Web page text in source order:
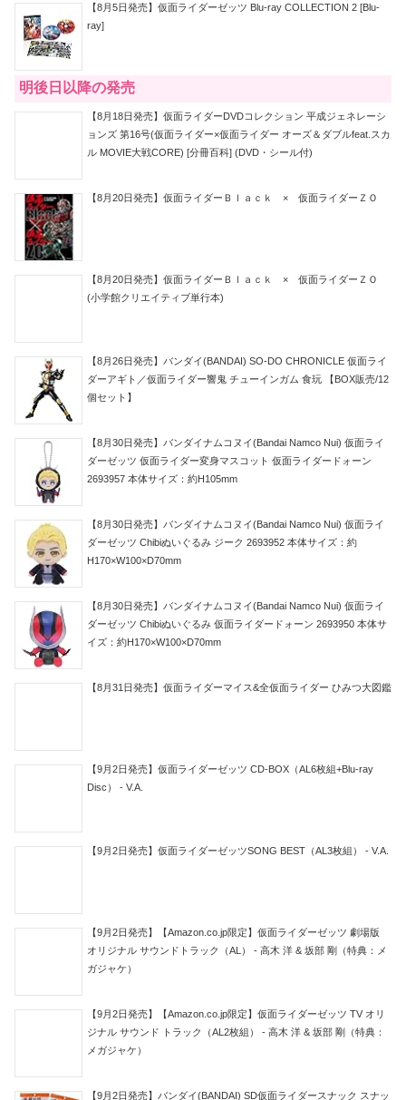
【8月5日発売】仮面ライダーゼッツ Blu-ray COLLECTION 2 [Blu-
ray]
明後日以降の発売
【8月18日発売】仮面ライダーDVDコレクション 平成ジェネレーシ
ョンズ 第16号(仮面ライダー×仮面ライダー オーズ＆ダブルfeat.スカ
ル MOVIE大戦CORE) [分冊百科] (DVD・シール付)
【8月20日発売】仮面ライダーＢｌａｃｋ × 仮面ライダーＺＯ
【8月20日発売】仮面ライダーＢｌａｃｋ × 仮面ライダーＺＯ
(小学館クリエイティブ単行本)
【8月26日発売】バンダイ(BANDAI) SO-DO CHRONICLE 仮面ライ
ダーアギト／仮面ライダー響鬼 チューインガム 食玩 【BOX販売/12
個セット】
【8月30日発売】バンダイナムコヌイ(Bandai Namco Nui) 仮面ライ
ダーゼッツ 仮面ライダー変身マスコット 仮面ライダードォーン
2693957 本体サイズ：約H105mm
【8月30日発売】バンダイナムコヌイ(Bandai Namco Nui) 仮面ライ
ダーゼッツ Chibiぬいぐるみ ジーク 2693952 本体サイズ：約
H170×W100×D70mm
【8月30日発売】バンダイナムコヌイ(Bandai Namco Nui) 仮面ライ
ダーゼッツ Chibiぬいぐるみ 仮面ライダードォーン 2693950 本体サ
イズ：約H170×W100×D70mm
【8月31日発売】仮面ライダーマイス&全仮面ライダー ひみつ大図鑑
【9月2日発売】仮面ライダーゼッツ CD-BOX（AL6枚組+Blu-ray
Disc） - V.A.
【9月2日発売】仮面ライダーゼッツSONG BEST（AL3枚組） - V.A.
【9月2日発売】【Amazon.co.jp限定】仮面ライダーゼッツ 劇場版
オリジナル サウンドトラック（AL） - 高木 洋 & 坂部 剛（特典：メ
ガジャケ）
【9月2日発売】【Amazon.co.jp限定】仮面ライダーゼッツ TV オリ
ジナル サウンド トラック（AL2枚組） - 高木 洋 & 坂部 剛（特典：
メガジャケ）
【9月2日発売】バンダイ(BANDAI) SD仮面ライダースナック スナッ